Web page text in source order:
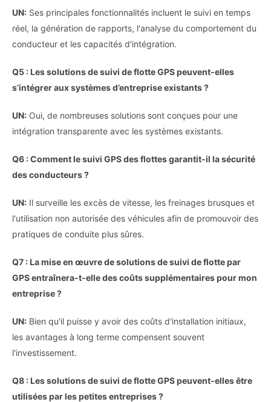
UN: Ses principales fonctionnalités incluent le suivi en temps
réel, la génération de rapports, l'analyse du comportement du
conducteur et les capacités d'intégration.
Q5 : Les solutions de suivi de flotte GPS peuvent-elles
s’intégrer aux systèmes d’entreprise existants ?
UN: Oui, de nombreuses solutions sont conçues pour une
intégration transparente avec les systèmes existants.
Q6 : Comment le suivi GPS des flottes garantit-il la sécurité
des conducteurs ?
UN: Il surveille les excès de vitesse, les freinages brusques et
l'utilisation non autorisée des véhicules afin de promouvoir des
pratiques de conduite plus sûres.
Q7 : La mise en œuvre de solutions de suivi de flotte par
GPS entraînera-t-elle des coûts supplémentaires pour mon
entreprise ?
UN: Bien qu'il puisse y avoir des coûts d'installation initiaux,
les avantages à long terme compensent souvent
l'investissement.
Q8 : Les solutions de suivi de flotte GPS peuvent-elles être
utilisées par les petites entreprises ?